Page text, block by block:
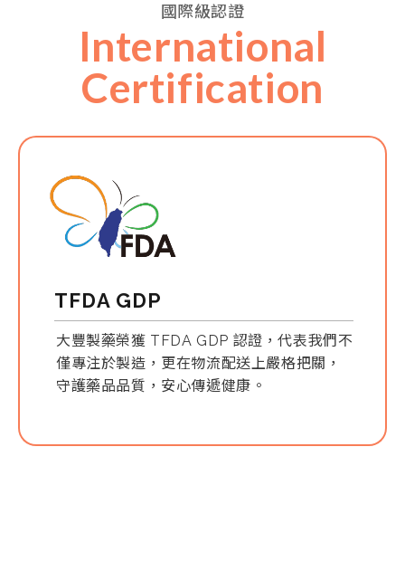
Advantage 01
Advantage
台灣醫學中心
74%
Advantage 03
國際級認證
International
Certification
TFDA GDP
大豐製藥榮獲 TFDA GDP 認證，代表我們不
僅專注於製造，更在物流配送上嚴格把關，
守護藥品品質，安心傳遞健康。